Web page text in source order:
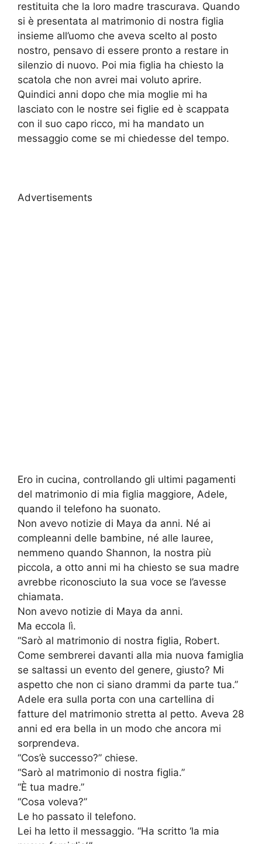
restituita che la loro madre trascurava. Quando
si è presentata al matrimonio di nostra figlia
insieme all’uomo che aveva scelto al posto
nostro, pensavo di essere pronto a restare in
silenzio di nuovo. Poi mia figlia ha chiesto la
scatola che non avrei mai voluto aprire.
Quindici anni dopo che mia moglie mi ha
lasciato con le nostre sei figlie ed è scappata
con il suo capo ricco, mi ha mandato un
messaggio come se mi chiedesse del tempo.
Advertisements
Ero in cucina, controllando gli ultimi pagamenti
del matrimonio di mia figlia maggiore, Adele,
quando il telefono ha suonato.
Non avevo notizie di Maya da anni. Né ai
compleanni delle bambine, né alle lauree,
nemmeno quando Shannon, la nostra più
piccola, a otto anni mi ha chiesto se sua madre
avrebbe riconosciuto la sua voce se l’avesse
chiamata.
Non avevo notizie di Maya da anni.
Ma eccola lì.
“Sarò al matrimonio di nostra figlia, Robert.
Come sembrerei davanti alla mia nuova famiglia
se saltassi un evento del genere, giusto? Mi
aspetto che non ci siano drammi da parte tua.”
Adele era sulla porta con una cartellina di
fatture del matrimonio stretta al petto. Aveva 28
anni ed era bella in un modo che ancora mi
sorprendeva.
“Cos’è successo?” chiese.
“Sarò al matrimonio di nostra figlia.”
“È tua madre.”
“Cosa voleva?”
Le ho passato il telefono.
Lei ha letto il messaggio. “Ha scritto ‘la mia